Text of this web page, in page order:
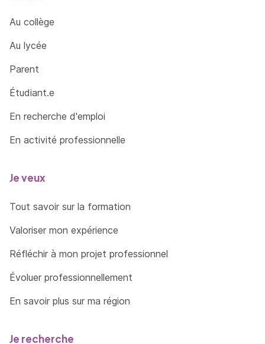
Au collège
Au lycée
Parent
Étudiant.e
En recherche d'emploi
En activité professionnelle
Je veux
Tout savoir sur la formation
Valoriser mon expérience
Réfléchir à mon projet professionnel
Évoluer professionnellement
En savoir plus sur ma région
Je recherche